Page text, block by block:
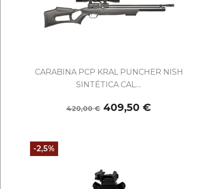
CARABINA PCP KRAL PUNCHER NISH
SINTÉTICA CAL....
420,00 € 409,50 €
-2,5%